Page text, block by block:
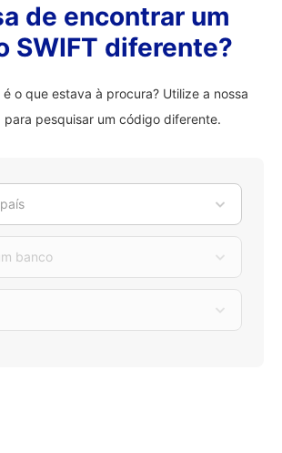
de encontrar um
SWIFT diferente?
é o que estava à procura? Utilize a nossa
para pesquisar um código diferente.
banco